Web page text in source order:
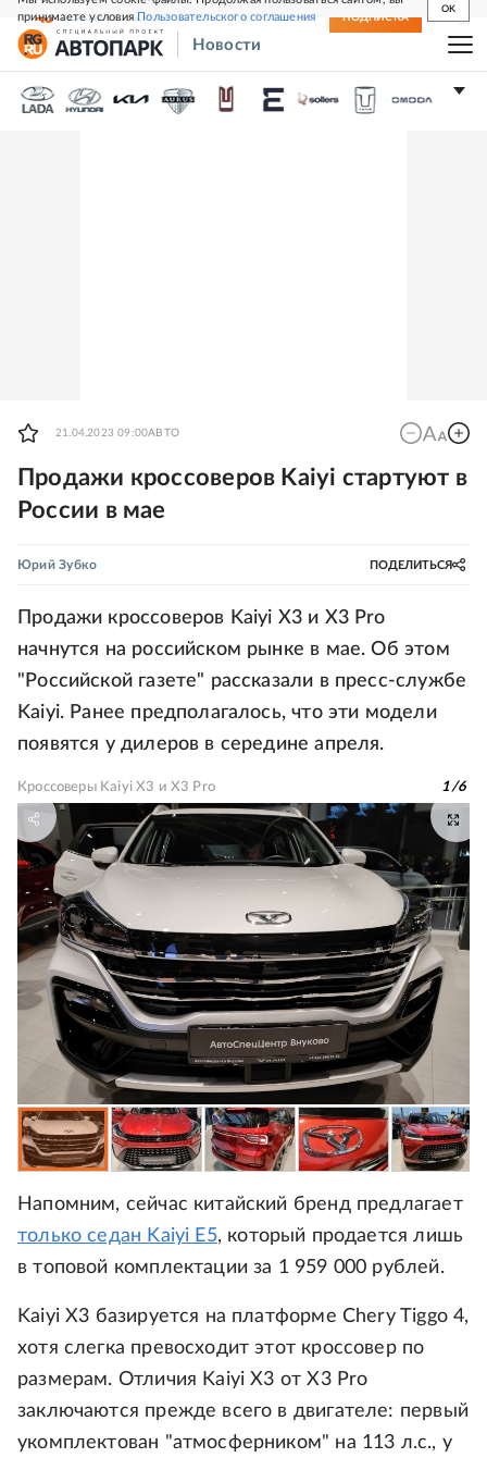
принимаете условияПользовательского соглашения
OK
СВЕЖИЙ НОМЕР ПОДПИСКА
Новости
21.04.2023 09:00АВТО
Продажи кроссоверов Kaiyi стартуют в
России в мае
Юрий Зубко ПОДЕЛИТЬСЯ
Продажи кроссоверов Kaiyi X3 и X3 Pro
начнутся на российском рынке в мае. Об этом
"Российской газете" рассказали в пресс-службе
Kaiyi. Ранее предполагалось, что эти модели
появятся у дилеров в середине апреля.
Кроссоверы Kaiyi X3 и X3 Pro 1/6
Напомним, сейчас китайский бренд предлагает
только седан Kaiyi E5, который продается лишь
в топовой комплектации за 1 959 000 рублей.
Kaiyi X3 базируется на платформе Chery Tiggo 4,
хотя слегка превосходит этот кроссовер по
размерам. Отличия Kaiyi X3 от X3 Pro
заключаются прежде всего в двигателе: первый
укомплектован "атмосферником" на 113 л.с., у